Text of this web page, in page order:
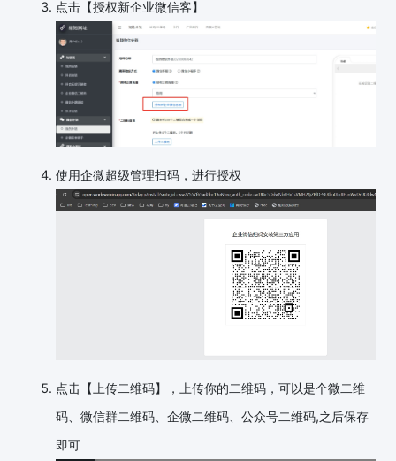
点击【授权新企业微信客】
使用企微超级管理扫码，进行授权
点击【上传二维码】，上传你的二维码，可以是个微二维
码、微信群二维码、企微二维码、公众号二维码,之后保存
即可